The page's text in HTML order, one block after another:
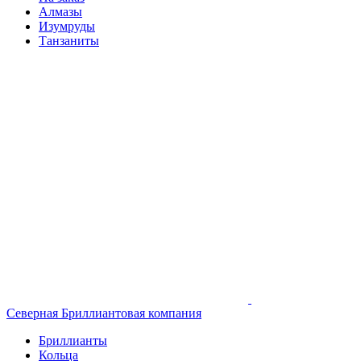
Алмазы
Изумруды
Танзаниты
Северная Бриллиантовая компания
Бриллианты
Кольца